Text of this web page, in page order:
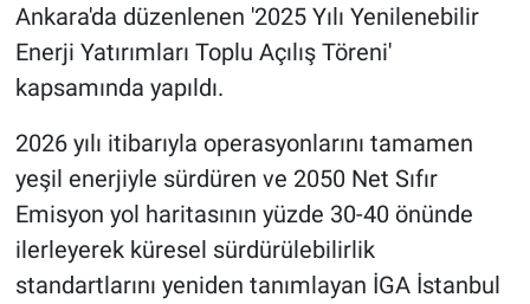
Ankara'da düzenlenen '2025 Yılı Yenilenebilir
Enerji Yatırımları Toplu Açılış Töreni'
kapsamında yapıldı.
2026 yılı itibarıyla operasyonlarını tamamen
yeşil enerjiyle sürdüren ve 2050 Net Sıfır
Emisyon yol haritasının yüzde 30-40 önünde
ilerleyerek küresel sürdürülebilirlik
standartlarını yeniden tanımlayan İGA İstanbul